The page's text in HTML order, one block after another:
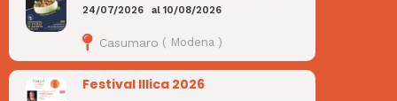
24/07/2026 al 10/08/2026
Casumaro ( Modena )
Festival Illica 2026